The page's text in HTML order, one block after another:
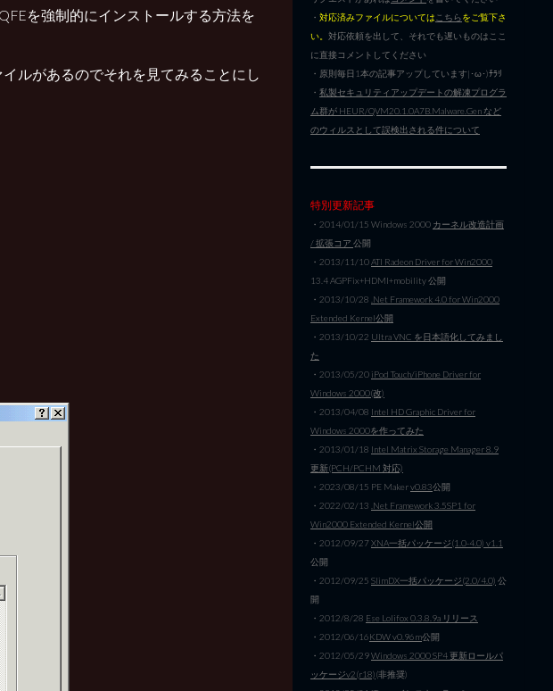
を強制的にインストールする方法を
ルがあるのでそれを見てみることにし
・ 対応済みファイルについては こちらをご覧下さ
い。 対応依頼を出して、それでも遅いものはここ
に直接コメントしてください
・原則毎日1本の記事アップしています|･ω･)ﾁﾗﾘ
・ 私製セキュリティアップデートの解凍プログラ
ム群が HEUR/QVM20.1.0A7B.Malware.Gen など
のウィルスとして誤検出される件について
特別更新記事
・2014/01/15 Windows 2000 カーネル改造計画
/ 拡張コア 公開
・2013/11/10ATI Radeon Driver for Win2000
13.4 AGPFix+HDMI+mobility 公開
・2013/10/28 .Net Framework 4.0 for Win2000
Extended Kernel公開
・2013/10/22 Ultra VNC を日本語化してみまし
た
・2013/05/20 iPod Touch/iPhone Driver for
Windows 2000(改)
・2013/04/08 Intel HD Graphic Driver for
Windows 2000を作ってみた
・2013/01/18 Intel Matrix Storage Manager 8.9
更新(PCH/PCHM 対応)
・2023/08/15 PE Makerv0.83公開
・2022/02/13 .Net Framework 3.5SP1 for
Win2000 Extended Kernel公開
・2012/09/27XNA一括パッケージ(1.0-4.0) v1.1
公開
・2012/09/25 SlimDX一括パッケージ(2.0/4.0) 公
開
・2012/8/28 Ese Lolifox 0.3.8.9a リリース
・2012/06/16KDW v0.96m公開
・2012/05/29Windows 2000 SP4 更新ロールパ
ッケージv2(r18)(非推奨)